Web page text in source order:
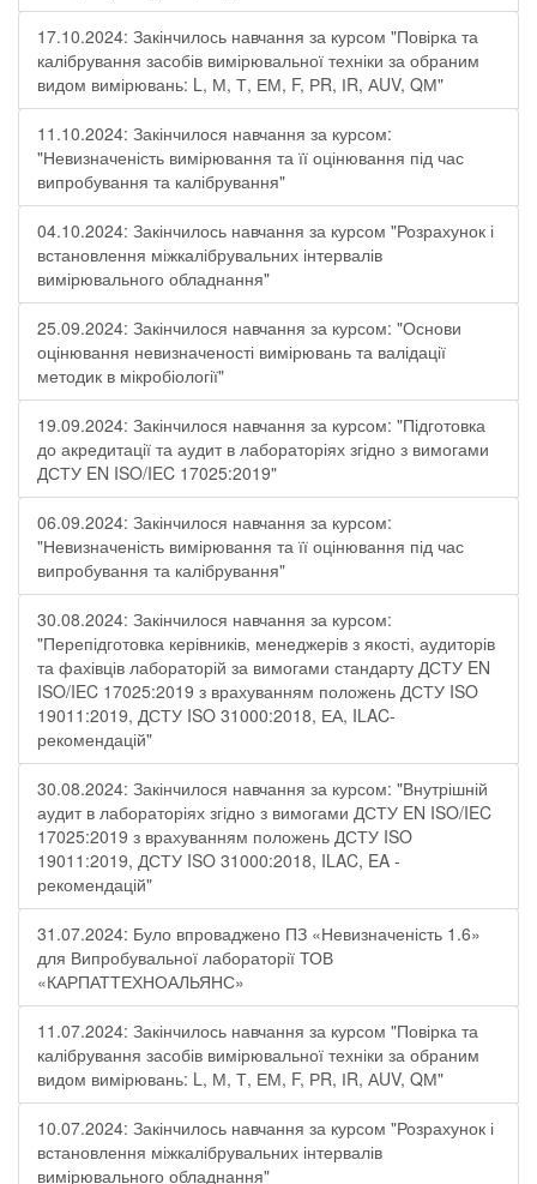
17.10.2024: Закінчилось навчання за курсом "Повірка та
калібрування засобів вимірювальної техніки за обраним
видом вимірювань: L, М, Т, ЕМ, F, РR, ІR, АUV, QМ"
11.10.2024: Закінчилося навчання за курсом:
"Невизначеність вимірювання та її оцінювання під час
випробування та калібрування"
04.10.2024: Закінчилось навчання за курсом "Розрахунок і
встановлення міжкалібрувальних інтервалів
вимірювального обладнання"
25.09.2024: Закінчилося навчання за курсом: "Основи
оцінювання невизначеності вимірювань та валідації
методик в мікробіології"
19.09.2024: Закінчилося навчання за курсом: "Підготовка
до акредитації та аудит в лабораторіях згідно з вимогами
ДСТУ EN ISO/IEC 17025:2019"
06.09.2024: Закінчилося навчання за курсом:
"Невизначеність вимірювання та її оцінювання під час
випробування та калібрування"
30.08.2024: Закінчилося навчання за курсом:
"Перепідготовка керівників, менеджерів з якості, аудиторів
та фахівців лабораторій за вимогами стандарту ДСТУ EN
ISO/IEC 17025:2019 з врахуванням положень ДСТУ ISO
19011:2019, ДСТУ ISO 31000:2018, ЕА, ILAC-
рекомендацій"
30.08.2024: Закінчилося навчання за курсом: "Внутрішній
аудит в лабораторіях згідно з вимогами ДСТУ EN ISO/IEC
17025:2019 з врахуванням положень ДСТУ ISO
19011:2019, ДСТУ ISO 31000:2018, ILAC, EA -
рекомендацій"
31.07.2024: Було впроваджено ПЗ «Невизначеність 1.6»
для Випробувальної лабораторії ТОВ
«КАРПАТТЕХНОАЛЬЯНС»
11.07.2024: Закінчилось навчання за курсом "Повірка та
калібрування засобів вимірювальної техніки за обраним
видом вимірювань: L, М, Т, ЕМ, F, РR, ІR, АUV, QМ"
10.07.2024: Закінчилось навчання за курсом "Розрахунок і
встановлення міжкалібрувальних інтервалів
вимірювального обладнання"